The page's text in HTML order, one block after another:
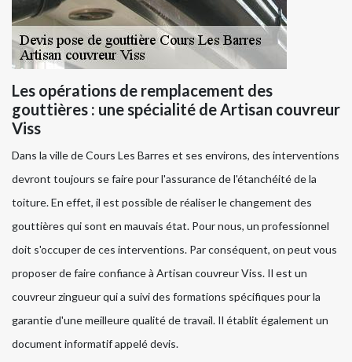
Les opérations de remplacement des
gouttières : une spécialité de Artisan couvreur
Viss
Dans la ville de Cours Les Barres et ses environs, des interventions
devront toujours se faire pour l'assurance de l'étanchéité de la
toiture. En effet, il est possible de réaliser le changement des
gouttières qui sont en mauvais état. Pour nous, un professionnel
doit s'occuper de ces interventions. Par conséquent, on peut vous
proposer de faire confiance à Artisan couvreur Viss. Il est un
couvreur zingueur qui a suivi des formations spécifiques pour la
garantie d'une meilleure qualité de travail. Il établit également un
document informatif appelé devis.